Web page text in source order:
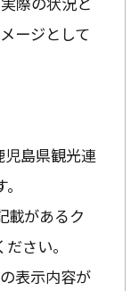
ージとして
島県観光連
載があるク
さい。
表示内容が